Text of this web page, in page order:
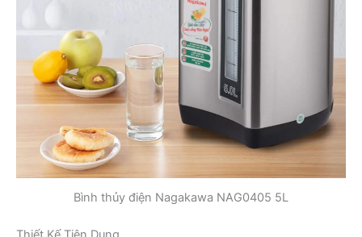
Bình thủy điện Nagakawa NAG0405 5L